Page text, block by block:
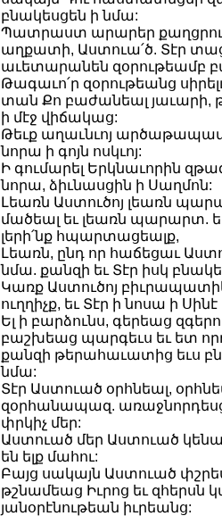
բնակեսցեն ի նմա:
Պատրաստ արարեր
աղքատի, Աստուա՛ծ. Տէր
աւետարանեն զօրութեամբ
Թագաւո՛ր զօրութեանց
տան Քո բաժանեալ յաւարի,
ի մէջ վիճակաց:
Թեւք աղաւնւոյ
նորա ի գոյն ոսկւոյ:
Ի գումարել Երկնաւորին
նորա, ձիւնասցին ի Սաղմոն:
Լեառն Աստուծոյ լեառն
մածեալ եւ լեառն պարարտ.
լերի՛նք հպարտացեալք,
Լեառն, ընդ որ հաճեցաւ
նմա. քանզի եւ Տէր իսկ
Կառք Աստուծոյ
ուղղիչք, եւ Տէր ի նոսա ի Սինէ
Ել ի բարձունս, գերեաց
բաշխեաց պարգեւս եւ ետ
քանզի թերահաւատից եւս
նմա:
Տէր Աստուած օրհնեալ,
զօրհանապազ.
փրկիչ մեր:
Աստուած մեր Աստուած
են ելք մահու:
Բայց սակայն Աստուած
թշնամեաց Իւրոց եւ զհերսն
յանօրէնութեան իւրեանց: